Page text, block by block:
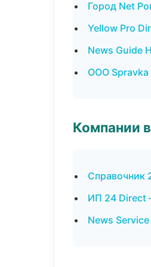
Город Net
Yellow Pro
News Guide
ООО Spravka
Компании
Справочник
ИП 24 Direct
News